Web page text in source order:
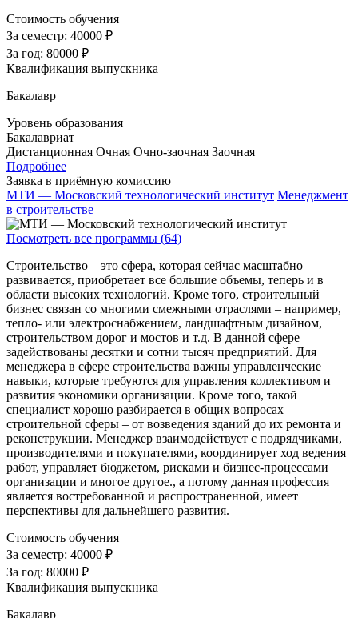
Стоимость обучения
За семестр: 40000 ₽
За год: 80000 ₽
Квалификация выпускника
Бакалавр
Уровень образования
Бакалавриат
Дистанционная Очная Очно-заочная Заочная
Подробнее
Заявка в приёмную комиссию
МТИ — Московский технологический институт Менеджмент
в строительстве
Посмотреть все программы (64)
Строительство – это сфера, которая сейчас масштабно
развивается, приобретает все большие объемы, теперь и в
области высоких технологий. Кроме того, строительный
бизнес связан со многими смежными отраслями – например,
тепло- или электроснабжением, ландшафтным дизайном,
строительством дорог и мостов и т.д. В данной сфере
задействованы десятки и сотни тысяч предприятий. Для
менеджера в сфере строительства важны управленческие
навыки, которые требуются для управления коллективом и
развития экономики организации. Кроме того, такой
специалист хорошо разбирается в общих вопросах
строительной сферы – от возведения зданий до их ремонта и
реконструкции. Менеджер взаимодействует с подрядчиками,
производителями и покупателями, координирует ход ведения
работ, управляет бюджетом, рисками и бизнес-процессами
организации и многое другое., а потому данная профессия
является востребованной и распространенной, имеет
перспективы для дальнейшего развития.
Стоимость обучения
За семестр: 40000 ₽
За год: 80000 ₽
Квалификация выпускника
Бакалавр